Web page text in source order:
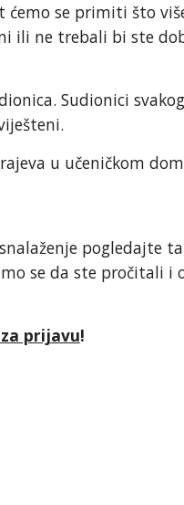
se primiti što
ili ne trebali bi ste
Sudionici
u učeničkom
pogledajte
se da ste pročitali i
prijavu!